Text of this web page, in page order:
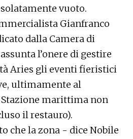
vuoto.
Gianfranco
dalla Camera di
l’onere di gestire
Aries gli eventi fieristici
ultimamente al
marittima non
il restauro).
che la zona - dice Nobile